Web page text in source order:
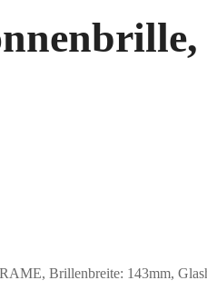
Brillenbreite: 143mm,